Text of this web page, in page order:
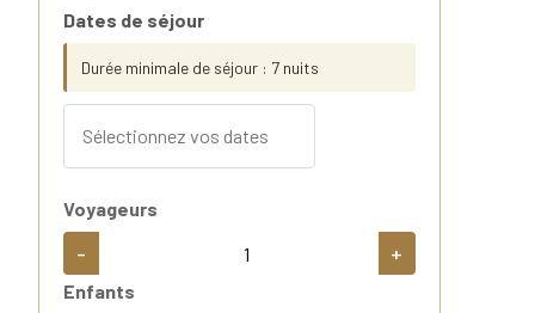
Dates de séjour
Durée minimale de séjour : 7 nuits
Voyageurs
- +
Enfants